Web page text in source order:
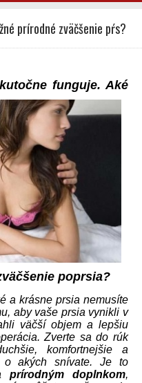
prírodné zväčšenie pŕs?
funguje. Aké
poprsia?
a krásne prsia nemusíte
aby vaše prsia vynikli v
väčší objem a lepšiu
Zverte sa do rúk
komfortnejšie a
o akých snívate. Je to
prírodným doplnkom,